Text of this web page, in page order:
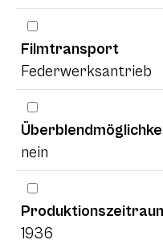
Filmtransport
Federwerksantrieb
nein
1936